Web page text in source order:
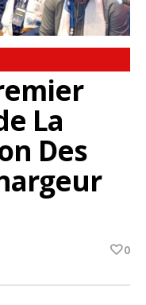
La
Des
0